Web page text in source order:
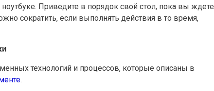
Приведите в порядок свой стол, пока вы ждете
сократить, если выполнять действия в то время,
технологий и процессов, которые описаны в
.